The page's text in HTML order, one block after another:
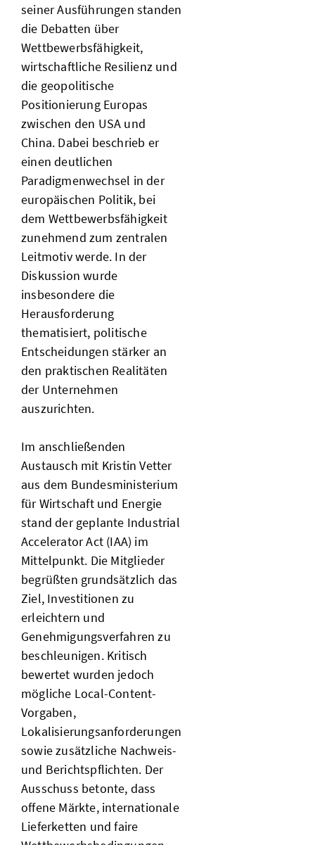
seiner Ausführungen standen
die Debatten über
Wettbewerbsfähigkeit,
wirtschaftliche Resilienz und
die geopolitische
Positionierung Europas
zwischen den USA und
China. Dabei beschrieb er
einen deutlichen
Paradigmenwechsel in der
europäischen Politik, bei
dem Wettbewerbsfähigkeit
zunehmend zum zentralen
Leitmotiv werde. In der
Diskussion wurde
insbesondere die
Herausforderung
thematisiert, politische
Entscheidungen stärker an
den praktischen Realitäten
der Unternehmen
auszurichten.
Im anschließenden
Austausch mit Kristin Vetter
aus dem Bundesministerium
für Wirtschaft und Energie
stand der geplante Industrial
Accelerator Act (IAA) im
Mittelpunkt. Die Mitglieder
begrüßten grundsätzlich das
Ziel, Investitionen zu
erleichtern und
Genehmigungsverfahren zu
beschleunigen. Kritisch
bewertet wurden jedoch
mögliche Local-Content-
Vorgaben,
Lokalisierungsanforderungen
sowie zusätzliche Nachweis-
und Berichtspflichten. Der
Ausschuss betonte, dass
offene Märkte, internationale
Lieferketten und faire